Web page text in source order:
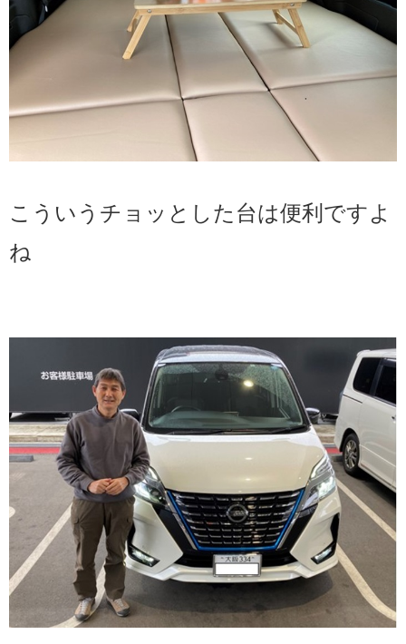
こういうチョッとした台は便利ですよ
ね